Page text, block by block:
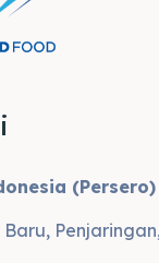
(Persero)
Baru,